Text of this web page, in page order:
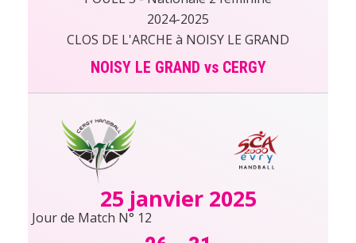
2024-2025
CLOS DE L'ARCHE à NOISY LE GRAND
NOISY LE GRAND vs CERGY
25 janvier 2025
Jour de Match N° 12